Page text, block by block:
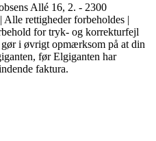
Allé 16, 2. - 2300
rettigheder forbeholdes |
for tryk- og korrekturfejl
i øvrigt opmærksom på at din
før Elgiganten har
faktura.